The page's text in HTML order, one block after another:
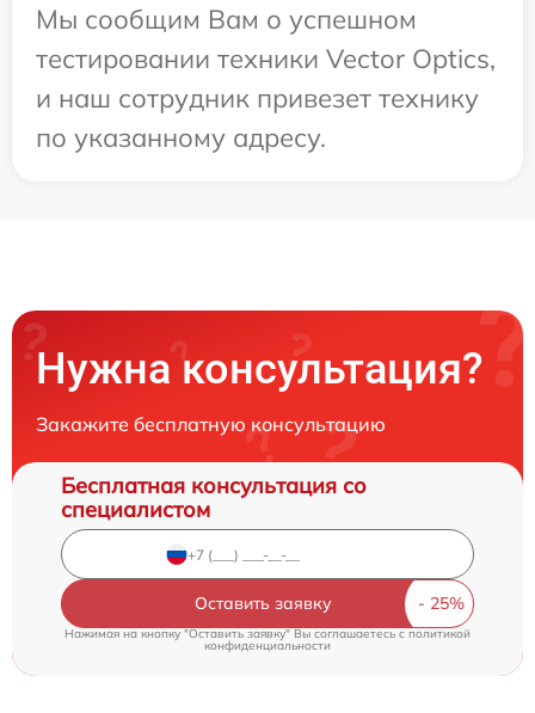
Мы сообщим Вам о успешном
тестировании техники Vector Optics,
и наш сотрудник привезет технику
по указанному адресу.
Нужна консультация?
Закажите бесплатную консультацию
Бесплатная консультация со
специалистом
Оставить заявку
Нажимая на кнопку "Оставить заявку" Вы соглашаетесь cполитикой
конфиденциальности